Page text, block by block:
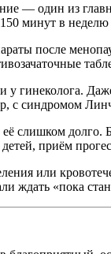
— один из
минут в
после
у гинеколога.
синдромом
слишком
приём
или
ждать «пока